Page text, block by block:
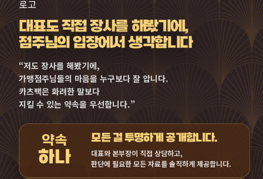
대표도 직접 장사를 해봤기에,
점주님의 입장에서 생각합니다
“저도 장사를 해봤기에,
가맹점주님들의 마음을 누구보다 잘 압니다.
카츠백은 화려한 말보다
지킬 수 있는 약속을 우선합니다.”
모든 걸 투명하게 공개합니다.
대표와 본부장이 직접 상담하고,
판단에 필요한 모든 자료를 솔직하게 제공합니다.